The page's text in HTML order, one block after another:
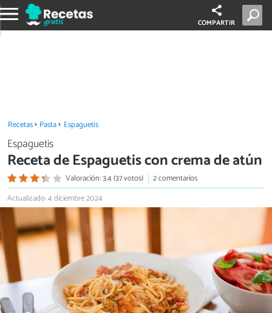
COMPARTIR
Recetas Pasta Espaguetis
Espaguetis
Receta de Espaguetis con crema de atún
Valoración: 3.4 (37 votos)
2 comentarios
Actualizado: 4 diciembre 2024